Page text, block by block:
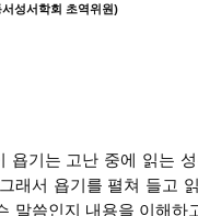
성서학회 초역위원)
욥기는 고난 중에 읽는
래서 욥기를 펼쳐 들고
말씀인지 내용을 이해